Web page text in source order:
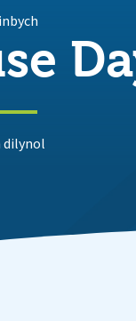
dilynol